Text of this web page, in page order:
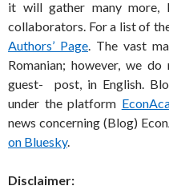
o
k
n
dl
y
it will gather many more,
collaborators. For a list of
Authors’ Page. The vast
Romanian; however, we
guest- post, in English.
under the platform
news concerning (Blog)
on Bluesky.
Disclaimer: